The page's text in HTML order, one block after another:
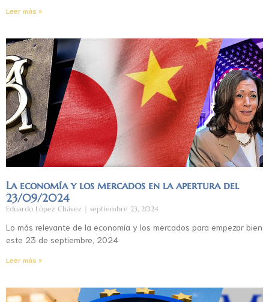
Leer más »
La economía y los mercados en la apertura del
23/09/2024
Eduardo López Chávez septiembre 23, 2024
Lo más relevante de la economía y los mercados para empezar bien
este 23 de septiembre, 2024
Leer más »